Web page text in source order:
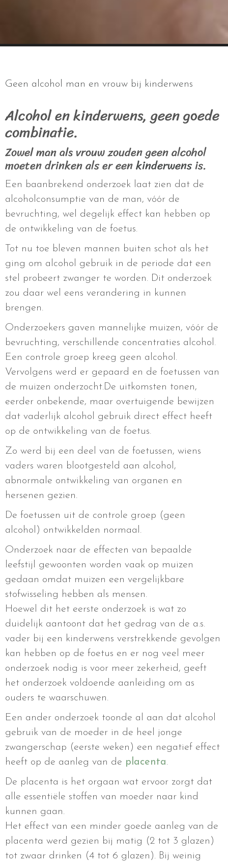
Geen alcohol man en vrouw bij kinderwens
Alcohol en kinderwens, geen goede
combinatie.
Zowel man als vrouw zouden geen alcohol
moeten drinken als er eenkinderwensis.
Een baanbrekend onderzoek laat zien dat de
alcoholconsumptie van de man, vóór de
bevruchting, wel degelijk effect kan hebben op
de ontwikkeling van de foetus.
Tot nu toe bleven mannen buiten schot als het
ging om alcohol gebruik in de periode dat een
stel probeert zwanger te worden. Dit onderzoek
zou daar wel eens verandering in kunnen
brengen.
Onderzoekers gaven mannelijke muizen, vóór de
bevruchting, verschillende concentraties alcohol.
Een controle groep kreeg geen alcohol.
Vervolgens werd er gepaard en de foetussen van
de muizen onderzocht.De uitkomsten tonen,
eerder onbekende, maar overtuigende bewijzen
dat vaderlijk alcohol gebruik direct effect heeft
op de ontwikkeling van de foetus.
Zo werd bij een deel van de foetussen, wiens
vaders waren blootgesteld aan alcohol,
abnormale ontwikkeling van organen en
hersenen gezien.
De foetussen uit de controle groep (geen
alcohol) ontwikkelden normaal.
Onderzoek naar de effecten van bepaalde
leefstijl gewoonten worden vaak op muizen
gedaan omdat muizen een vergelijkbare
stofwisseling hebben als mensen.
Hoewel dit het eerste onderzoek is wat zo
duidelijk aantoont dat het gedrag van de a.s.
vader bij een kinderwens verstrekkende gevolgen
kan hebben op de foetus en er nog veel meer
onderzoek nodig is voor meer zekerheid, geeft
het onderzoek voldoende aanleiding om as
ouders te waarschuwen.
Een ander onderzoek toonde al aan dat alcohol
gebruik van de moeder in de heel jonge
zwangerschap (eerste weken) een negatief effect
heeft op de aanleg van de placenta.
De placenta is het orgaan wat ervoor zorgt dat
alle essentiële stoffen van moeder naar kind
kunnen gaan.
Het effect van een minder goede aanleg van de
placenta werd gezien bij matig (2 tot 3 glazen)
tot zwaar drinken (4 tot 6 glazen). Bij weinig